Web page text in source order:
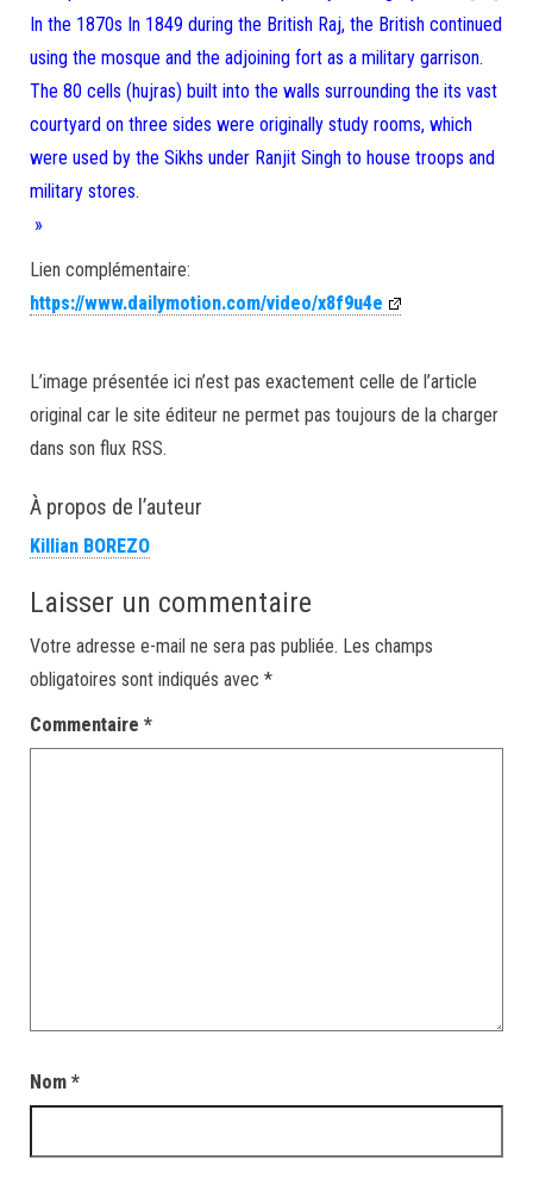
In the 1870s In 1849 during the British Raj, the British continued
using the mosque and the adjoining fort as a military garrison.
The 80 cells (hujras) built into the walls surrounding the its vast
courtyard on three sides were originally study rooms, which
were used by the Sikhs under Ranjit Singh to house troops and
military stores.
»
Lien complémentaire:
https://www.dailymotion.com/video/x8f9u4e
L’image présentée ici n’est pas exactement celle de l’article
original car le site éditeur ne permet pas toujours de la charger
dans son flux RSS.
À propos de l’auteur
Killian BOREZO
Laisser un commentaire
Votre adresse e-mail ne sera pas publiée. Les champs
obligatoires sont indiqués avec *
Commentaire *
Nom *